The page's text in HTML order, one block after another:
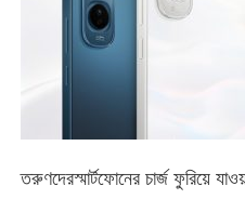
তরুণদেরস্মার্টফোনের চার্জ ফুরিয়ে